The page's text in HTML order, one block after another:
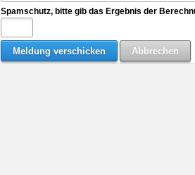
Spamschutz, bitte gib das Ergebnis der